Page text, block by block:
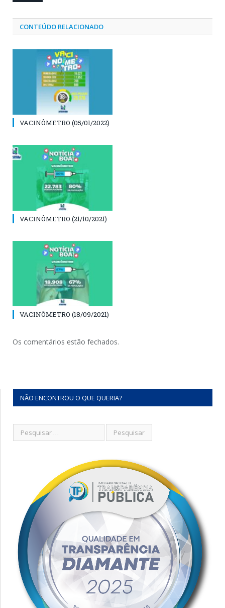
CONTEÚDO RELACIONADO
VACINÔMETRO (05/01/2022)
VACINÔMETRO (21/10/2021)
VACINÔMETRO (18/09/2021)
Os comentários estão fechados.
NÃO ENCONTROU O QUE QUERIA?